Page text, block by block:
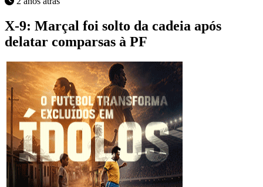
X-9: Marçal foi solto da cadeia após
delatar comparsas à PF